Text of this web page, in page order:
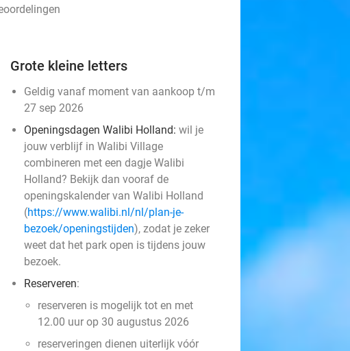
Grote kleine letters
Geldig vanaf moment van aankoop t/m
27 sep 2026
Openingsdagen Walibi Holland: wil je
jouw verblijf in Walibi Village
combineren met een dagje Walibi
Holland? Bekijk dan vooraf de
openingskalender van Walibi Holland
(https://www.walibi.nl/nl/plan-je-
bezoek/openingstijden), zodat je zeker
weet dat het park open is tijdens jouw
bezoek.
Reserveren:
reserveren is mogelijk tot en met
12.00 uur op 30 augustus 2026
reserveringen dienen uiterlijk vóór